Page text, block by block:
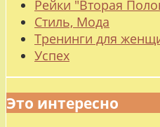
Рейки "Вторая
Стиль, Мода
Тренинги для
Успех
Это интересно